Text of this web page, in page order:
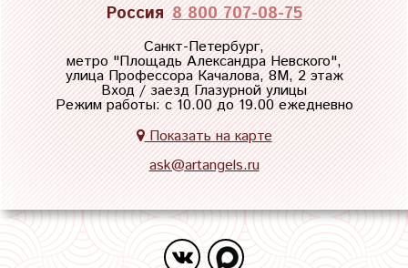
Россия 8 800 707-08-75
Санкт-Петербург,
метро "Площадь Александра Невского",
улица Профессора Качалова, 8М, 2 этаж
Вход / заезд Глазурной улицы
Режим работы: с 10.00 до 19.00 ежедневно
Показать на карте
ask@artangels.ru